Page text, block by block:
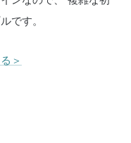
です。
＞